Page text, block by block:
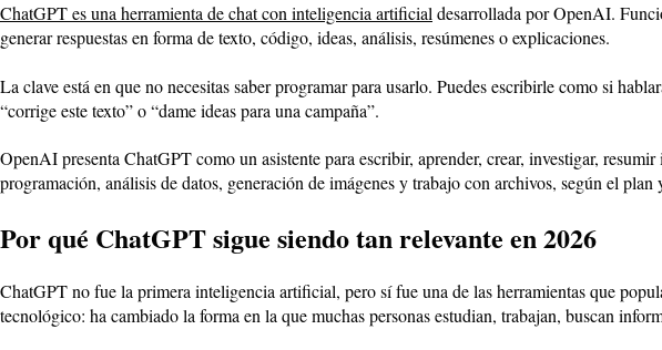
ChatGPT es una herramienta de chat con inteligencia artificial desarrollada por OpenAI.
generar respuestas en forma de texto, código, ideas, análisis, resúmenes o explicaciones.
La clave está en que no necesitas saber programar para usarlo. Puedes escribirle como si
“corrige este texto” o “dame ideas para una campaña”.
OpenAI presenta ChatGPT como un asistente para escribir, aprender, crear, investigar,
programación, análisis de datos, generación de imágenes y trabajo con archivos, según el
Por qué ChatGPT sigue siendo tan relevante en 2026
ChatGPT no fue la primera inteligencia artificial, pero sí fue una de las herramientas que
tecnológico: ha cambiado la forma en la que muchas personas estudian, trabajan, buscan